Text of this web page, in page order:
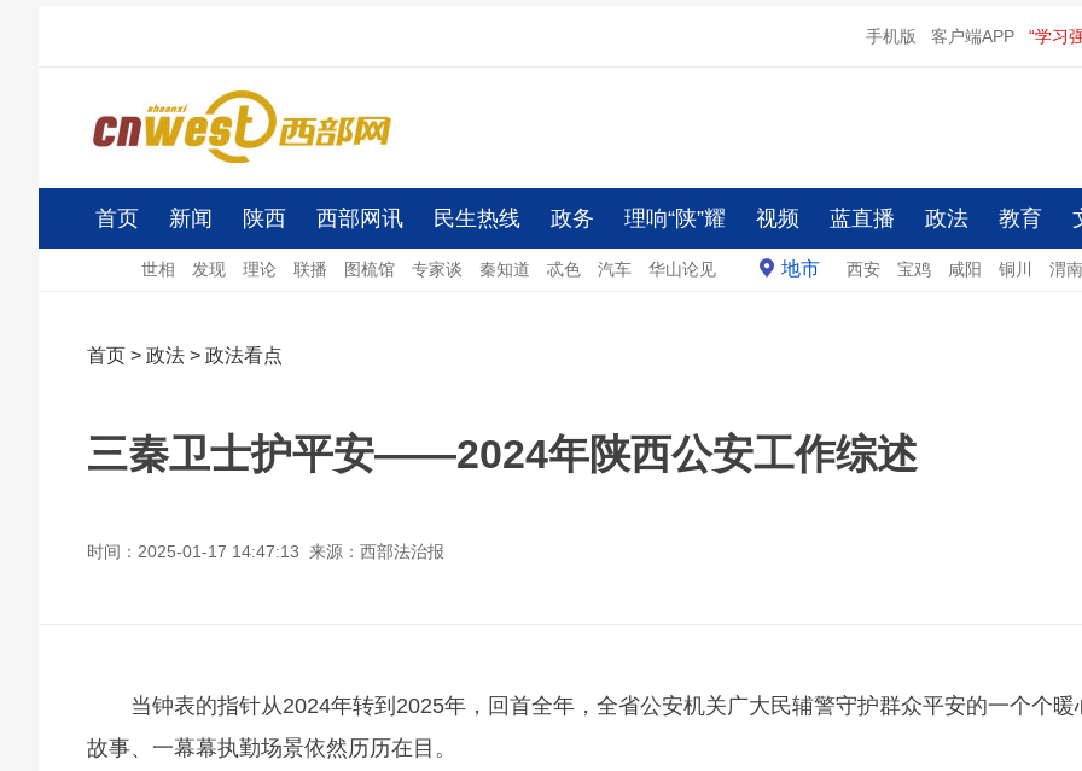
手机版 客户端APP “学习
首页 新闻 陕西 西部网讯 民生热线 政务 理响“陕”耀 视频 蓝直播 政法 教育
世相 发现 理论 联播 图梳馆 专家谈 秦知道 忒色 汽车 华山论见 地市 西安 宝鸡 咸阳 铜川 渭南
首页 > 政法 > 政法看点
三秦卫士护平安——2024年陕西公安工作综述
时间：2025-01-17 14:47:13 来源：西部法治报
当钟表的指针从2024年转到2025年，回首全年，全省公安机关广大民辅警守护群众平安的一个个暖
故事、一幕幕执勤场景依然历历在目。